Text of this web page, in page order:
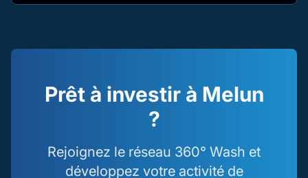
Prêt à investir à Melun
?
Rejoignez le réseau 360° Wash et
développez votre activité de